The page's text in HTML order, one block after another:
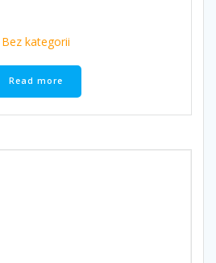
Bez kategorii
Read more